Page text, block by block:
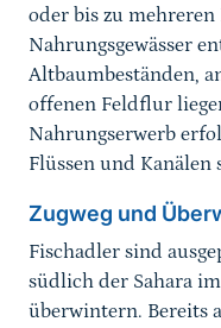
oder bis zu
Nahrungsgewässer
Altbaumbeständen,
offenen Feldflur
Nahrungserwerb
Flüssen und Kanälen
Zugweg und
Fischadler sind
südlich der Sahara
überwintern. Bereits